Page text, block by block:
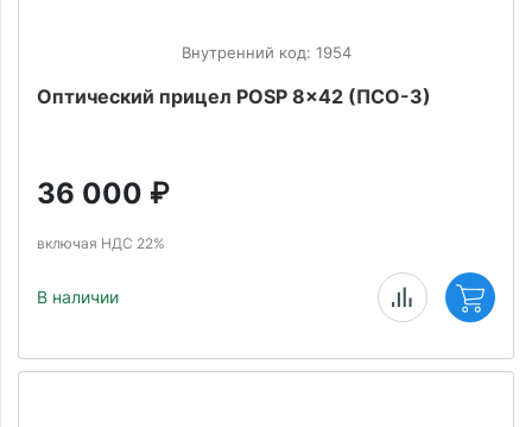
Внутренний код: 1954
Оптический прицел POSP 8x42 (ПСО-3)
36 000 ₽
включая НДС 22%
В наличии